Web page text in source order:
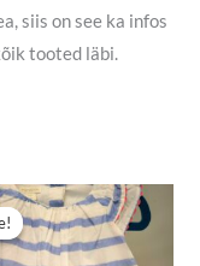
siis on see ka infos
tooted läbi.
€.
Praegune
hind
on:
3,90 €.